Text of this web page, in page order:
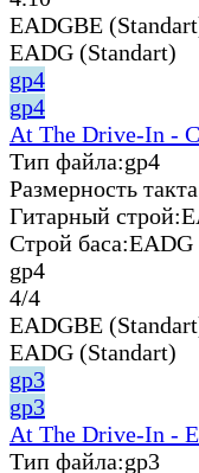
EADGBE
EADG (Standart)
gp4
gp4
At The Drive-In -
Тип файла:gp4
Размерность
Гитарный строй:
Строй баса:EADG
gp4
4/4
EADGBE
EADG (Standart)
gp3
gp3
At The Drive-In -
Тип файла:gp3